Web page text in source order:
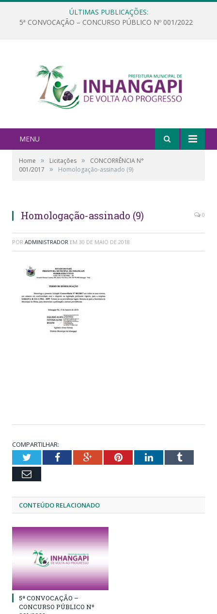
ÚLTIMAS PUBLICAÇÕES:
5ª CONVOCAÇÃO – CONCURSO PÚBLICO Nº 001/2022
MENU
Home » Licitações »
CONCORRÊNCIA N°
001/2017
» Homologação-assinado (9)
Homologação-assinado (9) 0
POR ADMINISTRADOR EM 30 DE MAIO DE 2018
COMPARTILHAR:
TwitterFacebookGoogle+PinterestLinkedInTumblr
Email
CONTEÚDO RELACIONADO
5ª CONVOCAÇÃO –
CONCURSO PÚBLICO Nº